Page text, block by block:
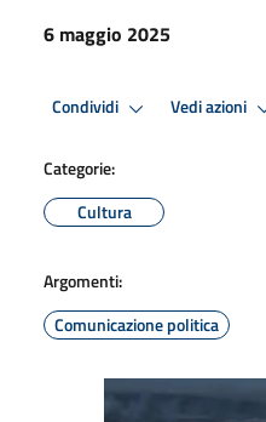
6 maggio 2025
Condividi Vedi azioni
Categorie:
Cultura
Argomenti:
Comunicazione politica